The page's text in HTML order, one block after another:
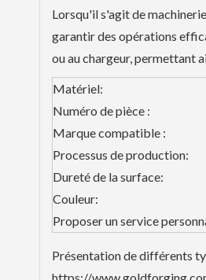
Lorsqu'il s'agit de
garantir des opérations
ou au chargeur, permettant
Matériel:
Numéro de pièce :
Marque compatible :
Processus de production:
Dureté de la surface:
Couleur:
Proposer un service
Présentation de différents